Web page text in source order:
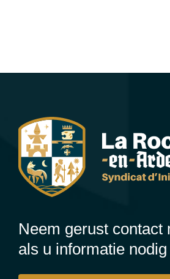
Neem gerust contact
als u informatie nodig